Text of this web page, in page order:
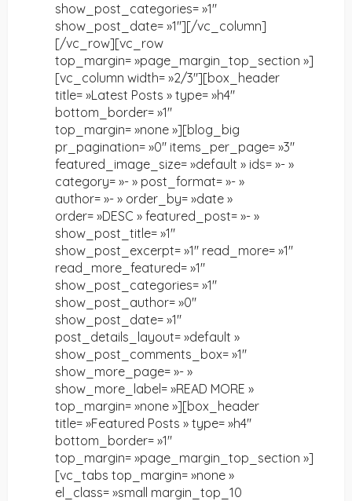
show_post_categories= »1″
show_post_date= »1″][/vc_column]
[/vc_row][vc_row
top_margin= »page_margin_top_section »]
[vc_column width= »2/3″][box_header
title= »Latest Posts » type= »h4″
bottom_border= »1″
top_margin= »none »][blog_big
pr_pagination= »0″ items_per_page= »3″
featured_image_size= »default » ids= »- »
category= »- » post_format= »- »
author= »- » order_by= »date »
order= »DESC » featured_post= »- »
show_post_title= »1″
show_post_excerpt= »1″ read_more= »1″
read_more_featured= »1″
show_post_categories= »1″
show_post_author= »0″
show_post_date= »1″
post_details_layout= »default »
show_post_comments_box= »1″
show_more_page= »- »
show_more_label= »READ MORE »
top_margin= »none »][box_header
title= »Featured Posts » type= »h4″
bottom_border= »1″
top_margin= »page_margin_top_section »]
[vc_tabs top_margin= »none »
el_class= »small margin_top_10